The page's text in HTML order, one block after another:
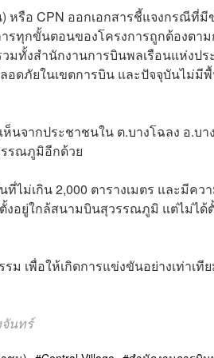
รือ CPN ออกเอกสารชี้แจงกรณีที่มี
ารทุกขั้นตอนของโครงการถูกต้องต
มทั้งสำนักงานการบินพลเรือนแห่งป
ดภัยในเขตการบิน และปัจจุบันไม่มี
นจากประชาชนใน ต.บางโฉลง อ.บ
รณภูมิอีกด้วย
ม่เกิน 2,000 ตารางเมตร และมีคว
งอยู่ใกล้สนามบินสุวรรณภูมิ แต่ไม่ไ
รม เพื่อให้เกิดการแข่งขันอย่างเท่าเ
นทร์